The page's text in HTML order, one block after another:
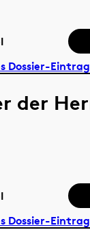
Dossier-
der
Dossier-